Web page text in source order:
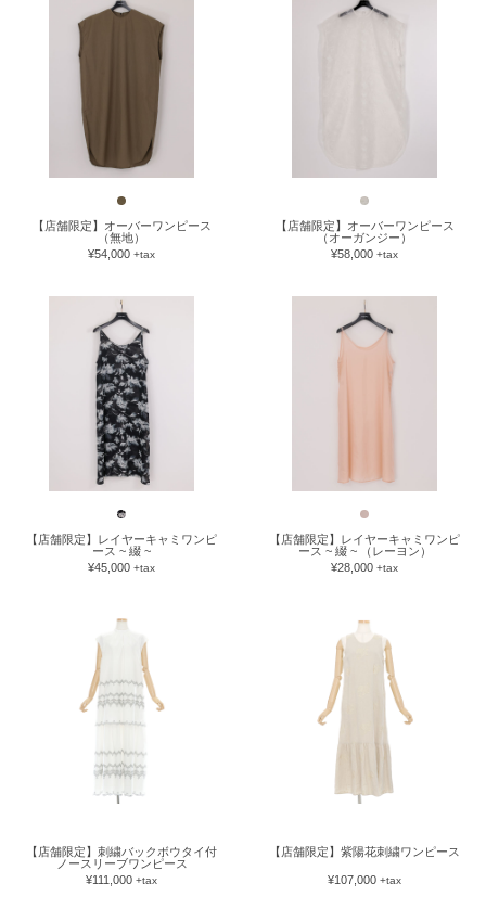
【店舗限定】オーバーワンピース
（無地）
¥54,000 +tax
【店舗限定】オーバーワンピース
（オーガンジー）
¥58,000 +tax
【店舗限定】レイヤーキャミワンピ
ース ~ 綴 ~
¥45,000 +tax
【店舗限定】レイヤーキャミワンピ
ース ~ 綴 ~ （レーヨン）
¥28,000 +tax
【店舗限定】刺繍バックボウタイ付
ノースリーブワンピース
¥111,000 +tax
【店舗限定】紫陽花刺繍ワンピース
¥107,000 +tax